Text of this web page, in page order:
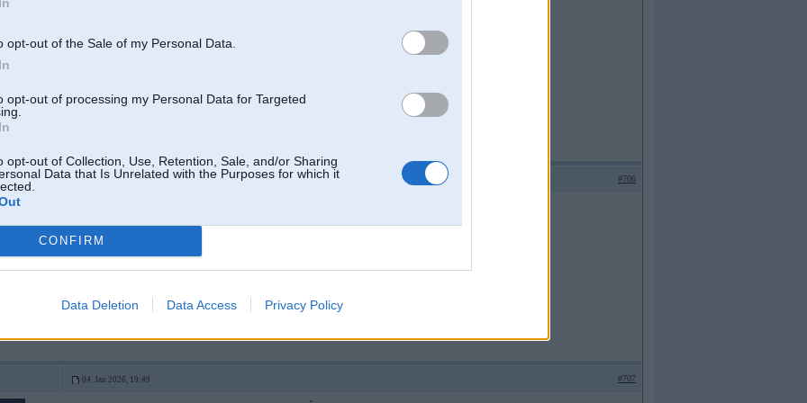
opt-out of the Sale of my Personal Data.
opt-out of processing my Personal Data for Targeted
opt-out of Collection, Use, Retention, Sale, and/or Sharing
Data that Is Unrelated with the Purposes for which it
CONFIRM
Data Deletion Data Access Privacy Policy
[ Šo ziņu laboja blokks, 04 May 2025, 22:40:28 ]
05. May 2025, 10:56 #706
04. Jan 2026, 19:49 #707